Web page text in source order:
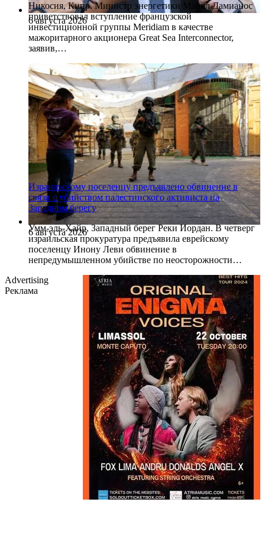
6 августа 2026
Никосия, Кипр. Министр энергетики Майкл Дамианос
приветствовал вступление французской
инвестиционной группы Meridiam в качестве
мажоритарного акционера Great Sea Interconnector,
заявив,…
6 августа 2026
Израильскому поселенцу предъявлено обвинение в
связи с убийством палестинского активиста на
Западном берегу
Умм-эль-Хайр, Западный берег Реки Иордан. В четверг
израильская прокуратура предъявила еврейскому
поселенцу Инону Леви обвинение в
непредумышленном убийстве по неосторожности…
Advertising
Реклама